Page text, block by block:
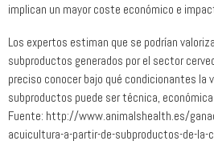
implican un mayor coste económico e
Los expertos estiman que se podrían
subproductos generados por el sector
preciso conocer bajo qué condicionantes la
subproductos puede ser técnica,
Fuente: http://www.animalshealth.es/
acuicultura-a-partir-de-subproductos-de-la-